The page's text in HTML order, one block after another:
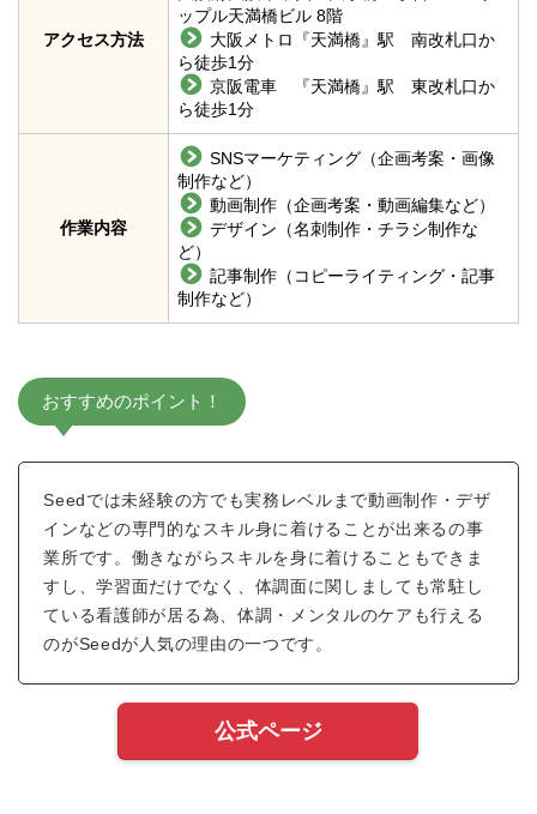
アクセス方法
ップル天満橋ビル 8階
大阪メトロ『天満橋』駅 南改札口か
ら徒歩1分​
京阪電車 『天満橋』駅 東改札口か
ら徒歩1分
作業内容
SNSマーケティング（企画考案・画像
制作など）
動画制作（企画考案・動画編集など）
デザイン（名刺制作・チラシ制作な
ど）
記事制作（コピーライティング・記事
制作など）
おすすめのポイント！
Seedでは未経験の方でも実務レベルまで動画制作・デザ
インなどの専門的なスキル身に着けることが出来るの事
業所です。働きながらスキルを身に着けることもできま
すし、学習面だけでなく、体調面に関しましても常駐し
ている看護師が居る為、体調・メンタルのケアも行える
のがSeedが人気の理由の一つです。
公式ページ